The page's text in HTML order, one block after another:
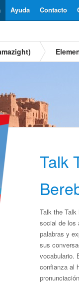
Contacto
Ayuda
Talk
Talk the
social de los
palabras y
sus
vocabulario.
confianza al